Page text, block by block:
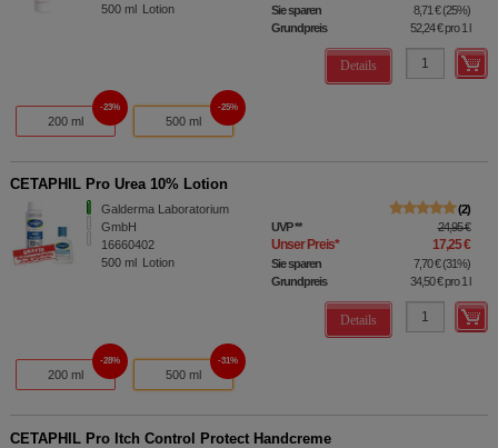
500 ml Lotion Sie sparen 8,71 €(25%)
Grundpreis
52,24 €pro 1 l
Details
200 ml
23%
500 ml
25%
CETAPHIL Pro Urea 10% Lotion
Galderma Laboratorium
GmbH
16660402
500 ml Lotion
2
UVP** 24,95 €
Unser Preis* 17,25 €
Sie sparen 7,70 €(31%)
Grundpreis
34,50 €pro 1 l
Details
200 ml
28%
500 ml
31%
CETAPHIL Pro Itch Control Protect Handcreme